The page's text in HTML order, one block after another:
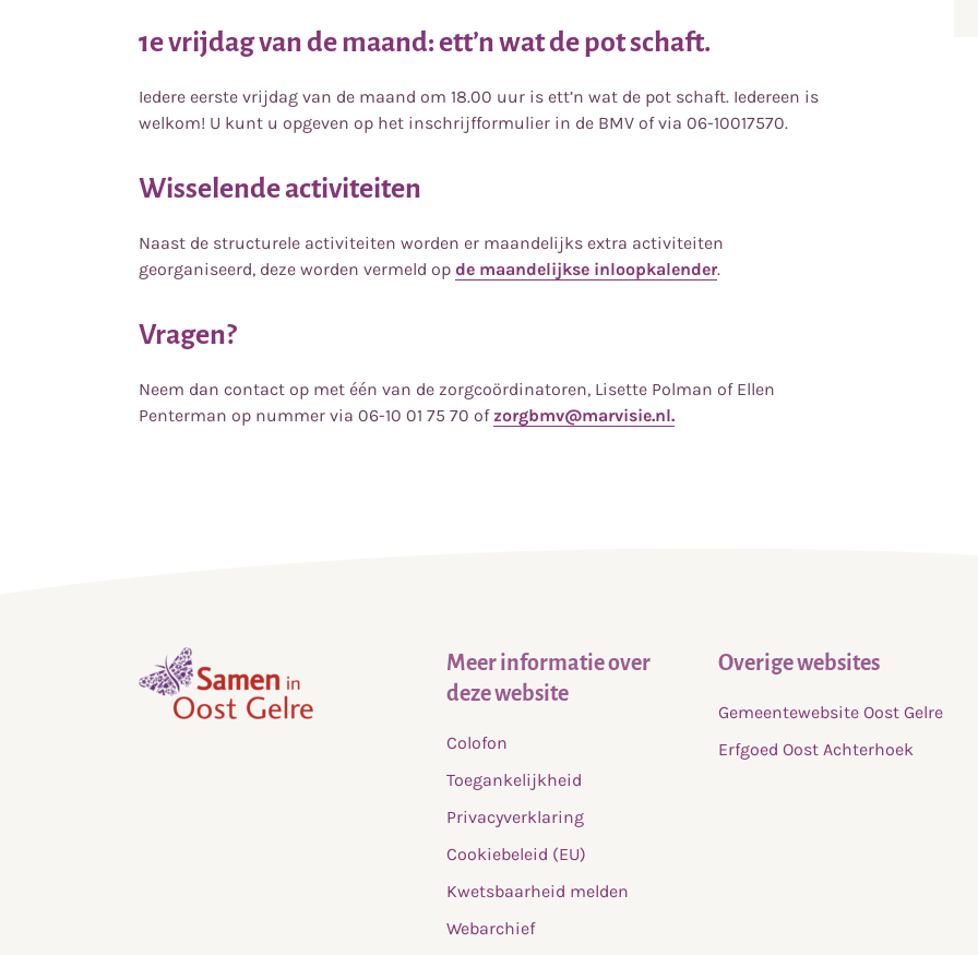
1e vrijdag van de maand: ett’n wat de pot schaft.
Iedere eerste vrijdag van de maand om 18.00 uur is ett’n wat de pot schaft. Iedereen is
welkom! U kunt u opgeven op het inschrijfformulier in de BMV of via 06-10017570.
Wisselende activiteiten
Naast de structurele activiteiten worden er maandelijks extra activiteiten
georganiseerd, deze worden vermeld op de maandelijkse inloopkalender.
Vragen?
Neem dan contact op met één van de zorgcoördinatoren, Lisette Polman of Ellen
Penterman op nummer via 06-10 01 75 70 of zorgbmv@marvisie.nl.
Meer informatie over
deze website
Colofon
Toegankelijkheid
Privacyverklaring
Cookiebeleid (EU)
Kwetsbaarheid melden
Webarchief
Overige websites
Gemeentewebsite Oost Gelre
Erfgoed Oost Achterhoek